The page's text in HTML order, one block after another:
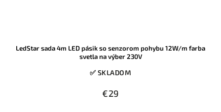
LedStar sada 4m LED pásik so senzorom pohybu 12W/m farba
svetla na výber 230V
✅ SKLADOM
€29